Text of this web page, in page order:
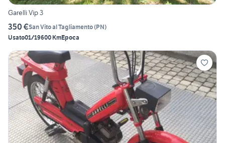
Garelli Vip 3
350 €San Vito al Tagliamento(PN)
Usato01/19600 KmEpoca